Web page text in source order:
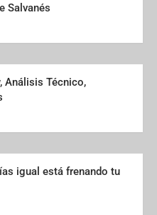
Salvanés
Análisis Técnico,
igual está frenando tu